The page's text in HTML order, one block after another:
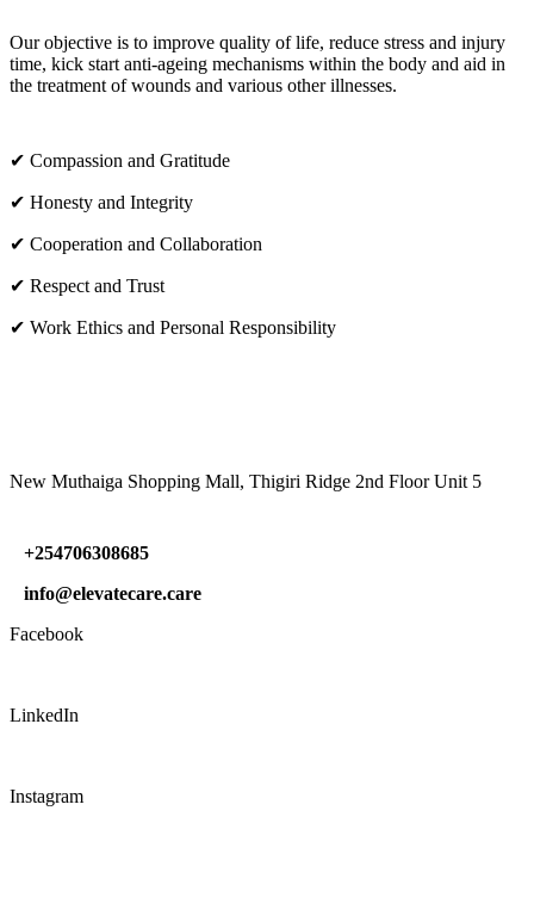
Our objective is to improve quality of life, reduce stress and injury
time, kick start anti-ageing mechanisms within the body and aid in
the treatment of wounds and various other illnesses.
✔ Compassion and Gratitude
✔ Honesty and Integrity
✔ Cooperation and Collaboration
✔ Respect and Trust
✔ Work Ethics and Personal Responsibility
New Muthaiga Shopping Mall, Thigiri Ridge 2nd Floor Unit 5
+254706308685
info@elevatecare.care
Facebook
LinkedIn
Instagram